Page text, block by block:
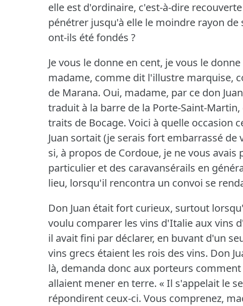
elle est d'ordinaire, c'est-à-dire
pénétrer jusqu'à elle le moindre rayon de
ont-ils été fondés ?
Je vous le donne en cent, je vous le
madame, comme dit l'illustre marquise,
de Marana. Oui, madame, par ce don
traduit à la barre de la Porte-Saint-
traits de Bocage. Voici à quelle occasion
Juan sortait (je serais fort embarrassé
si, à propos de Cordoue, je ne vous
particulier et des caravansérails en
lieu, lorsqu'il rencontra un convoi se
Don Juan était fort curieux, surtout
voulu comparer les vins d'Italie aux vins
il avait fini par déclarer, en buvant d'un
vins grecs étaient les rois des vins. Don
là, demanda donc aux porteurs
allaient mener en terre. « Il s'appelait le
répondirent ceux-ci. Vous comprenez,